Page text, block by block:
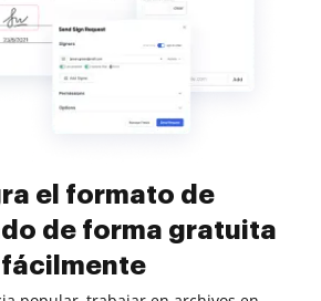
el formato de
de forma gratuita
fácilmente